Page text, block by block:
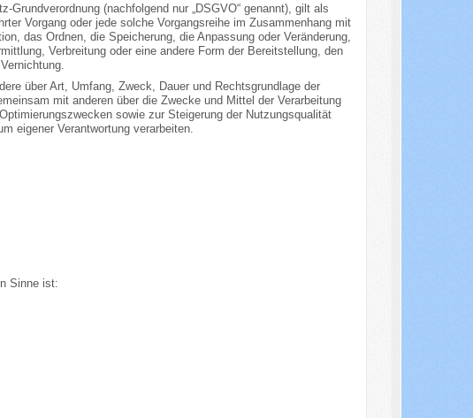
(nachfolgend nur „DSGVO“ genannt), gilt als
Vorgang oder jede solche Vorgangsreihe im Zusammenhang mit
das Ordnen, die Speicherung, die Anpassung oder Veränderung,
Verbreitung oder eine andere Form der Bereitstellung, den
über Art, Umfang, Zweck, Dauer und Rechtsgrundlage der
mit anderen über die Zwecke und Mittel der Verarbeitung
sowie zur Steigerung der Nutzungsqualität
eigener Verantwortung verarbeiten.
Sinne ist: